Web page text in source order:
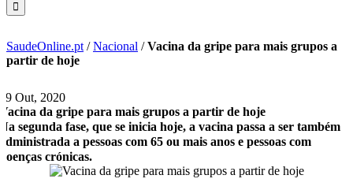
SaudeOnline.pt /Nacional /Vacina da gripe para mais grupos a
partir de hoje
19 Out, 2020
Vacina da gripe para mais grupos a partir de hoje
Na segunda fase, que se inicia hoje, a vacina passa a ser também
administrada a pessoas com 65 ou mais anos e pessoas com
doenças crónicas.